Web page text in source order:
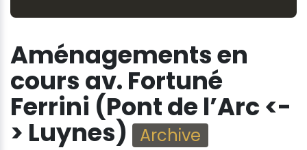
Aménagements en
cours av. Fortuné
Ferrini (Pont de l’Arc <-
> Luynes) Archive